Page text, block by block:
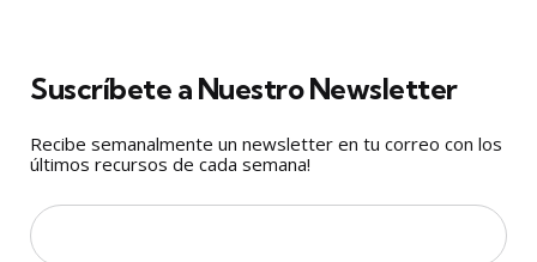
Suscríbete a Nuestro Newsletter
Recibe semanalmente un newsletter en tu correo con los
últimos recursos de cada semana!